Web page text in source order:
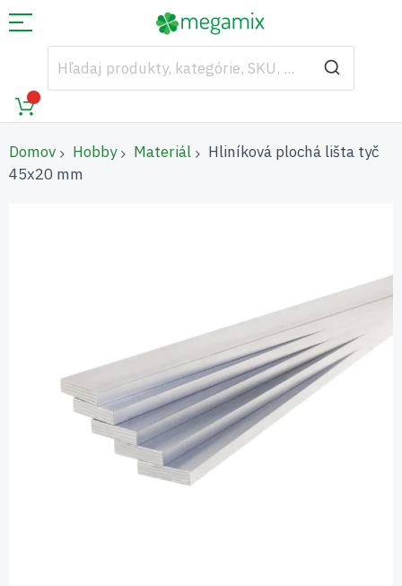
Domov Hobby Materiál
Hliníková plochá lišta tyč
45x20 mm